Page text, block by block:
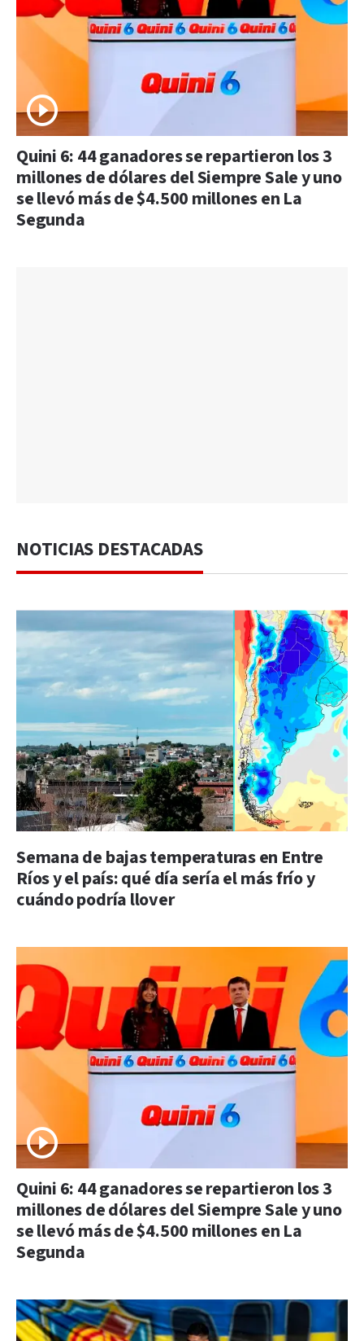
Quini 6: 44 ganadores se repartieron los 3
millones de dólares del Siempre Sale y uno
se llevó más de $4.500 millones en La
Segunda
NOTICIAS DESTACADAS
Semana de bajas temperaturas en Entre
Ríos y el país: qué día sería el más frío y
cuándo podría llover
Quini 6: 44 ganadores se repartieron los 3
millones de dólares del Siempre Sale y uno
se llevó más de $4.500 millones en La
Segunda